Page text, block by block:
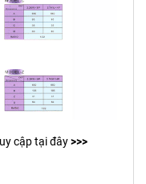
cập tại đây>>>